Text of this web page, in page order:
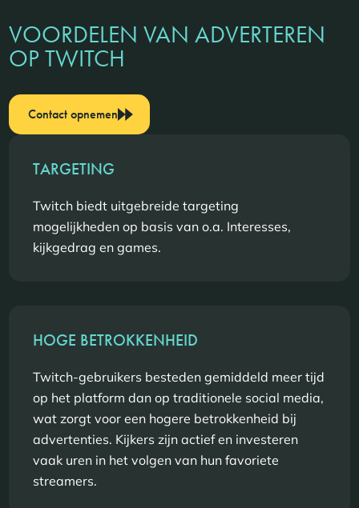
VOORDELEN VAN ADVERTEREN
OP TWITCH
Contact opnemen
TARGETING
Twitch biedt uitgebreide targeting
mogelijkheden op basis van o.a. Interesses,
kijkgedrag en games.
HOGE BETROKKENHEID
Twitch-gebruikers besteden gemiddeld meer tijd
op het platform dan op traditionele social media,
wat zorgt voor een hogere betrokkenheid bij
advertenties. Kijkers zijn actief en investeren
vaak uren in het volgen van hun favoriete
streamers.